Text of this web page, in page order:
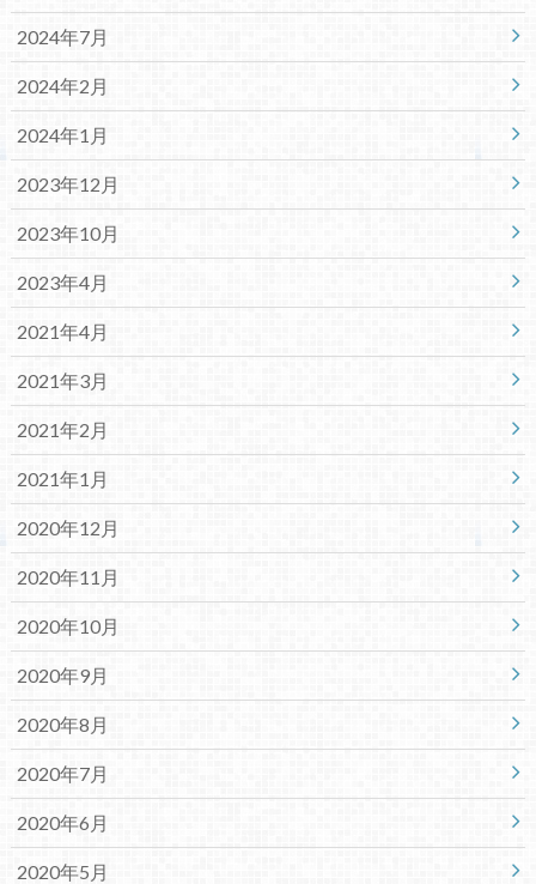
2024年7月
2024年2月
2024年1月
2023年12月
2023年10月
2023年4月
2021年4月
2021年3月
2021年2月
2021年1月
2020年12月
2020年11月
2020年10月
2020年9月
2020年8月
2020年7月
2020年6月
2020年5月